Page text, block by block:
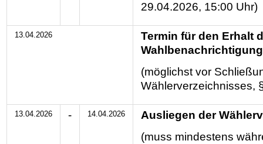
29.04.2026, 15:00 Uhr)
13.04.2026
Termin für den Erhalt
Wahlbenachrichtigung
(möglichst vor
Wählerverzeichnisses,
13.04.2026 - 14.04.2026
Ausliegen der
(muss mindestens